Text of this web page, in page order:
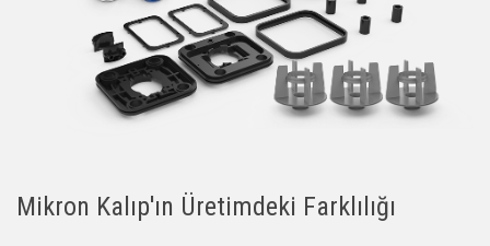
Mikron Kalıp'ın Üretimdeki Farklılığı